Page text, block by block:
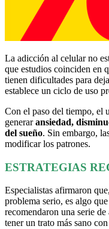
La adicción al celular no
que estudios coinciden en
tienen dificultades para
establece un ciclo de uso
Con el paso del tiempo, el
generaransiedad,
del sueño. Sin embargo,
modificar los patrones.
ESTRATEGIAS
Especialistas afirmaron
problema serio, es algo
recomendaron una serie de
tener un trato más sano